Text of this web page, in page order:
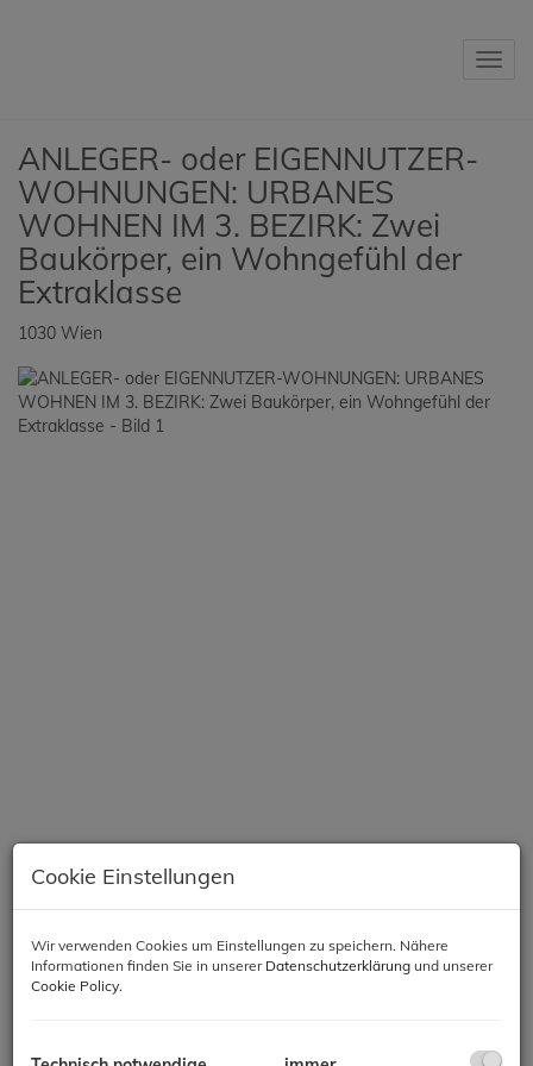
ANLEGER- oder EIGENNUTZER-
WOHNUNGEN: URBANES
WOHNEN IM 3. BEZIRK: Zwei
Baukörper, ein Wohngefühl der
Extraklasse
1030 Wien
Beschreibung
Cookie Einstellungen
Wir verwenden Cookies um Einstellungen zu speichern. Nähere
Informationen finden Sie in unserer Datenschutzerklärung und unserer
Cookie Policy.